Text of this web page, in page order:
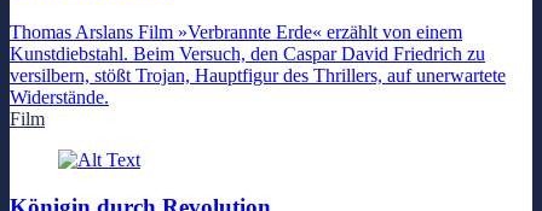
Thomas Arslans Film »Verbrannte Erde« erzählt von einem
Kunstdiebstahl. Beim Versuch, den Caspar David Friedrich zu
versilbern, stößt Trojan, Hauptfigur des Thrillers, auf unerwartete
Widerstände.
Film